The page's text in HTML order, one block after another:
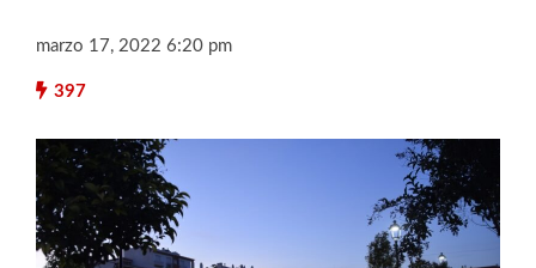
marzo 17, 2022 6:20 pm
397